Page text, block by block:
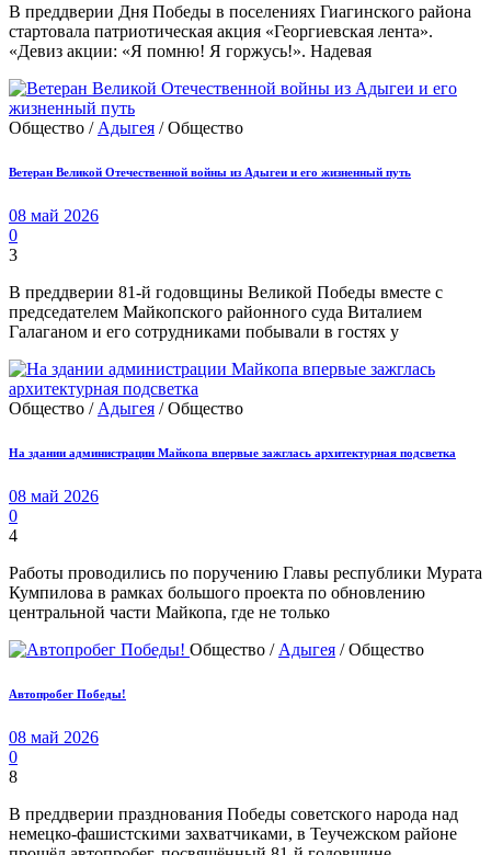
В преддверии Дня Победы в поселениях Гиагинского района
стартовала патриотическая акция «Георгиевская лента».
«Девиз акции: «Я помню! Я горжусь!». Надевая
Общество / Адыгея / Общество
Ветеран Великой Отечественной войны из Адыгеи и его жизненный путь
08 май 2026
0
3
В преддверии 81-й годовщины Великой Победы вместе с
председателем Майкопского районного суда Виталием
Галаганом и его сотрудниками побывали в гостях у
Общество / Адыгея / Общество
На здании администрации Майкопа впервые зажглась архитектурная подсветка
08 май 2026
0
4
Работы проводились по поручению Главы республики Мурата
Кумпилова в рамках большого проекта по обновлению
центральной части Майкопа, где не только
Общество / Адыгея / Общество
Автопробег Победы!
08 май 2026
0
8
В преддверии празднования Победы советского народа над
немецко-фашистскими захватчиками, в Теучежском районе